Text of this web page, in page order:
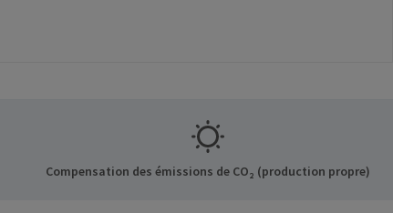
Compensation des émissions de CO₂ (production propre)